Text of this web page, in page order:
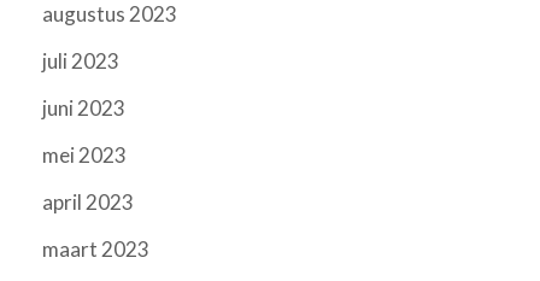
augustus 2023
juli 2023
juni 2023
mei 2023
april 2023
maart 2023